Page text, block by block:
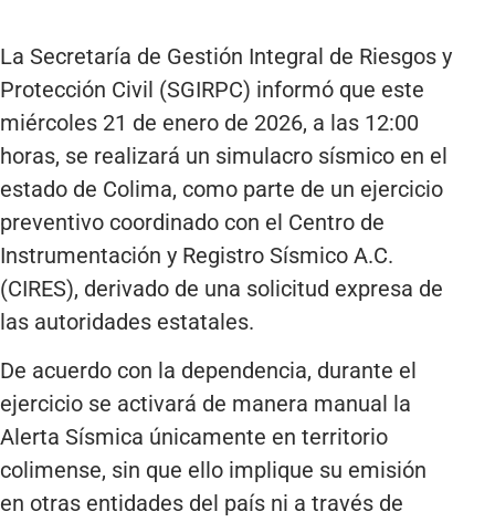
La Secretaría de Gestión Integral de Riesgos y
Protección Civil (SGIRPC) informó que este
miércoles 21 de enero de 2026, a las 12:00
horas, se realizará un simulacro sísmico en el
estado de Colima, como parte de un ejercicio
preventivo coordinado con el Centro de
Instrumentación y Registro Sísmico A.C.
(CIRES), derivado de una solicitud expresa de
las autoridades estatales.
De acuerdo con la dependencia, durante el
ejercicio se activará de manera manual la
Alerta Sísmica únicamente en territorio
colimense, sin que ello implique su emisión
en otras entidades del país ni a través de